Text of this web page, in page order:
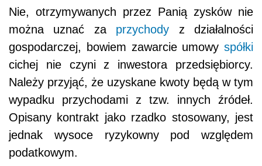
Nie, otrzymywanych przez Panią zysków nie
można uznać za przychody z działalności
gospodarczej, bowiem zawarcie umowy spółki
cichej nie czyni z inwestora przedsiębiorcy.
Należy przyjąć, że uzyskane kwoty będą w tym
wypadku przychodami z tzw. innych źródeł.
Opisany kontrakt jako rzadko stosowany, jest
jednak wysoce ryzykowny pod względem
podatkowym.